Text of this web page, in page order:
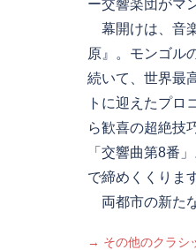
ー交響楽団がマ
幕開けは、音
原』。モンゴル
続いて、世界最
トに迎えたプロ
ら歓喜の超絶技
「交響曲第8番
で締めくくりま
両都市の新た
→ その他のクラシ